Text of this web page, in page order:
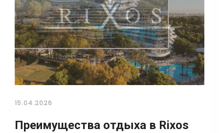
15.04.2026
Преимущества отдыха в Rixos